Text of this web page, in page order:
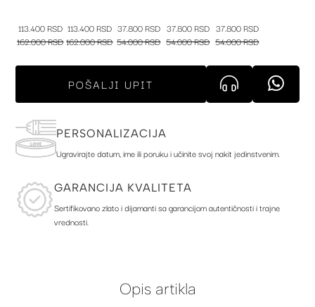
113.400 RSD
162.000 RSD
113.400 RSD
162.000 RSD
37.800 RSD
54.000 RSD
37.800 RSD
54.000 RSD
37.800 RSD
54.000 RSD
POŠALJI UPIT
PERSONALIZACIJA
Ugravirajte datum, ime ili poruku i učinite svoj nakit jedinstvenim.
GARANCIJA KVALITETA
Sertifikovano zlato i dijamanti sa garancijom autentičnosti i trajne
vrednosti.
Opis artikla